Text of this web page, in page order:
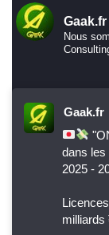
Gaak.fr
Nous
Gaak.fr
dans les
2025 -
milliards